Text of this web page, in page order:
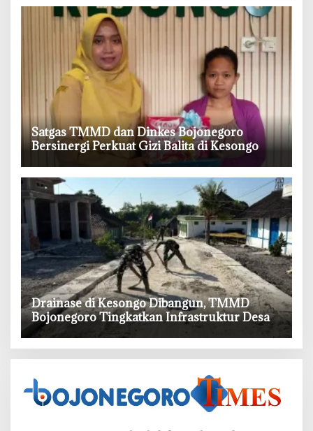
‎Satgas TMMD dan Dinkes Bojonegoro
Bersinergi Perkuat Gizi Balita di Kesongo
‎Drainase di Kesongo Dibangun, TMMD
Bojonegoro Tingkatkan Infrastruktur Desa